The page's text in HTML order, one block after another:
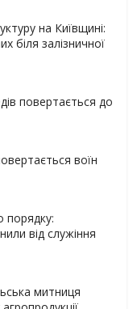
на Київщині:
біля залізничної
повертається до
воїн
порядку:
від служіння
митниця